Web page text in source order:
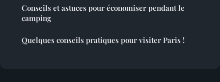
Conseils et astuces pour économiser pendant le
camping
Quelques conseils pratiques pour visiter Paris !